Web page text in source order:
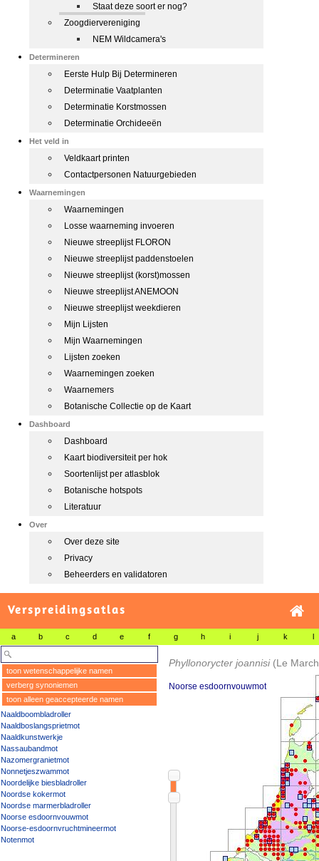
Staat deze soort er nog?
Zoogdiervereniging
NEM Wildcamera's
Determineren
Eerste Hulp Bij Determineren
Determinatie Vaatplanten
Determinatie Korstmossen
Determinatie Orchideeën
Het veld in
Veldkaart printen
Contactpersonen Natuurgebieden
Waarnemingen
Waarnemingen
Losse waarneming invoeren
Nieuwe streeplijst FLORON
Nieuwe streeplijst paddenstoelen
Nieuwe streeplijst (korst)mossen
Nieuwe streeplijst ANEMOON
Nieuwe streeplijst weekdieren
Mijn Lijsten
Mijn Waarnemingen
Lijsten zoeken
Waarnemingen zoeken
Waarnemers
Botanische Collectie op de Kaart
Dashboard
Dashboard
Kaart biodiversiteit per hok
Soortenlijst per atlasblok
Botanische hotspots
Literatuur
Over
Over deze site
Privacy
Beheerders en validatoren
Verspreidingsatlas
a b c d e f g h i j k l
toon wetenschappelijke namen
verberg synoniemen
toon alleen geaccepteerde namen
Naaldboombladroller
Naaldboslangsprietmot
Naaldkunstwerkje
Nassaubandmot
Nazomergranietmot
Nonnetjeszwammot
Noordelijke biesbladroller
Noordse kokermot
Noordse marmerbladroller
Noorse esdoornvouwmot
Noorse-esdoornvruchtmineermot
Notenmot
Phyllonorycter joannisi (Le
Noorse esdoornvouwmot